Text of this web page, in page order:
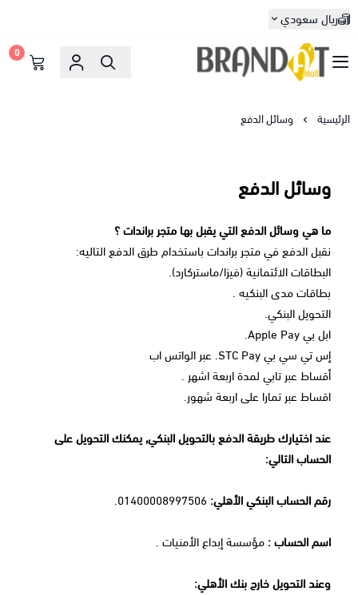
ريال سعودي
براندات مول
0
الرئيسية وسائل الدفع
وسائل الدفع
ما هي وسائل الدفع التي يقبل بها متجر براندات ؟
نقبل الدفع في متجر براندات باستخدام طرق الدفع التاليه:
البطاقات الائتمانية (فيزا/ماستركارد).
بطاقات مدى البنكيه .
التحويل البنكي.
ابل بي Apple Pay.
إس تي سي بي STC Pay. عبر الواتس اب
أقساط عبر تابي لمدة اربعة اشهر .
اقساط عبر تمارا على اربعة شهور.
عند اختيارك طريقة الدفع بالتحويل البنكي, يمكنك التحويل على
الحساب التالي:
رقم الحساب البنكي الأهلي: 01400008997506.
اسم الحساب : مؤسسة إبداع الأمنيات .
وعند التحويل خارج بنك الأهلي: